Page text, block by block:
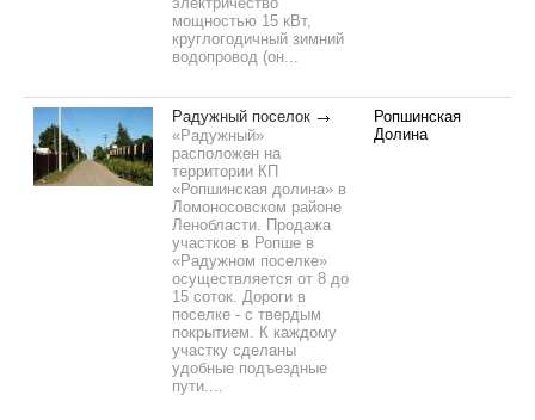
мощностью 15 кВт,
круглогодичный зимний
водопровод (он...
Радужный поселок
«Радужный»
расположен на
территории КП
«Ропшинская долина» в
Ломоносовском районе
Ленобласти. Продажа
участков в Ропше в
«Радужном поселке»
осуществляется от 8 до
15 соток. Дороги в
поселке - с твердым
покрытием. К каждому
участку сделаны
удобные подъездные
пути....
Ропшинская
Долина